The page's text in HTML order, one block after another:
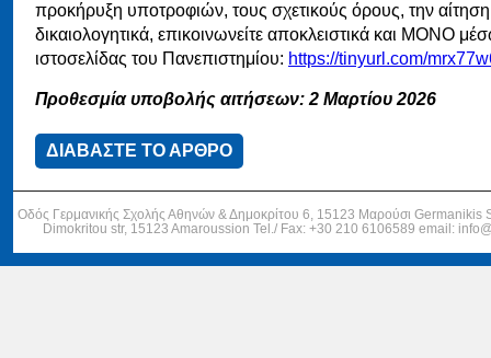
προκήρυξη υποτροφιών, τους σχετικούς όρους, την αίτηση
δικαιολογητικά, επικοινωνείτε αποκλειστικά και ΜΟΝΟ
ιστοσελίδας του Πανεπιστημίου: https://tinyurl.com/
Προθεσμία υποβολής αιτήσεων: 2 Μαρτίου 2026
ΔΙΑΒΑΣΤΕ ΤΟ ΑΡΘΡΟ
Οδός Γερμανικής Σχολής Αθηνών & Δημοκρίτου 6, 15123 Μαρούσι Germanikis
Dimokritou str, 15123 Amaroussion Tel./ Fax: +30 210 6106589 email: